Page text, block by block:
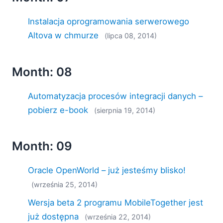
Instalacja oprogramowania serwerowego
Altova w chmurze
(lipca 08, 2014)
Month: 08
Automatyzacja procesów integracji danych –
pobierz e-book
(sierpnia 19, 2014)
Month: 09
Oracle OpenWorld – już jesteśmy blisko!
(września 25, 2014)
Wersja beta 2 programu MobileTogether jest
już dostępna
(września 22, 2014)